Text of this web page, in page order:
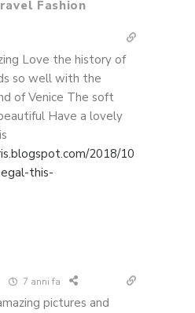
Fashion
Love the history of
so well with the
of Venice The soft
Have a lovely
2018/10
this-
7 anni fa
pictures and